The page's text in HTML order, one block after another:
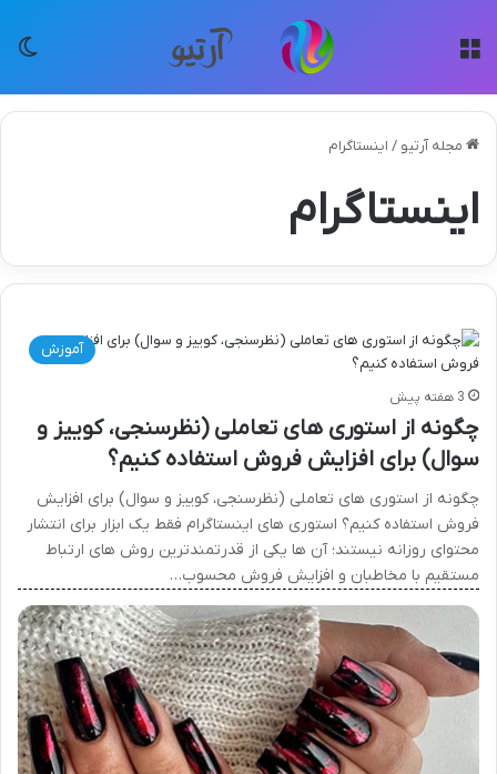
مجله آرتیو / اینستاگرام
اینستاگرام
آموزش
3 هفته پیش
چگونه از استوری های تعاملی (نظرسنجی، کوییز و
سوال) برای افزایش فروش استفاده کنیم؟
چگونه از استوری های تعاملی (نظرسنجی، کوییز و سوال) برای افزایش
فروش استفاده کنیم؟ استوری های اینستاگرام فقط یک ابزار برای انتشار
محتوای روزانه نیستند؛ آن ها یکی از قدرتمندترین روش های ارتباط
مستقیم با مخاطبان و افزایش فروش محسوب…